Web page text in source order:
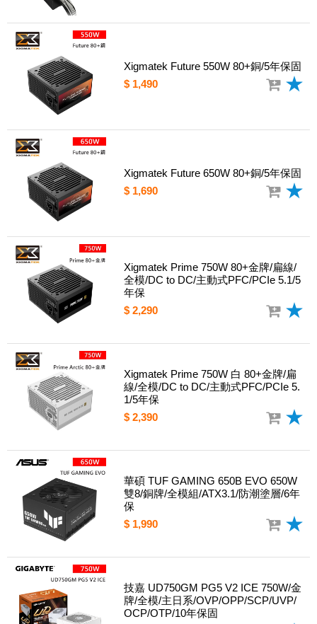
Xigmatek Future 550W 80+銅/5年保固
$ 1,490
Xigmatek Future 650W 80+銅/5年保固
$ 1,690
Xigmatek Prime 750W 80+金牌/扁線/
全模/DC to DC/主動式PFC/PCIe 5.1/5
年保
$ 2,290
Xigmatek Prime 750W 白 80+金牌/扁
線/全模/DC to DC/主動式PFC/PCIe 5.
1/5年保
$ 2,390
華碩 TUF GAMING 650B EVO 650W
雙8/銅牌/全模組/ATX3.1/防潮塗層/6年
保
$ 1,990
技嘉 UD750GM PG5 V2 ICE 750W/金
牌/全模/主日系/OVP/OPP/SCP/UVP/
OCP/OTP/10年保固